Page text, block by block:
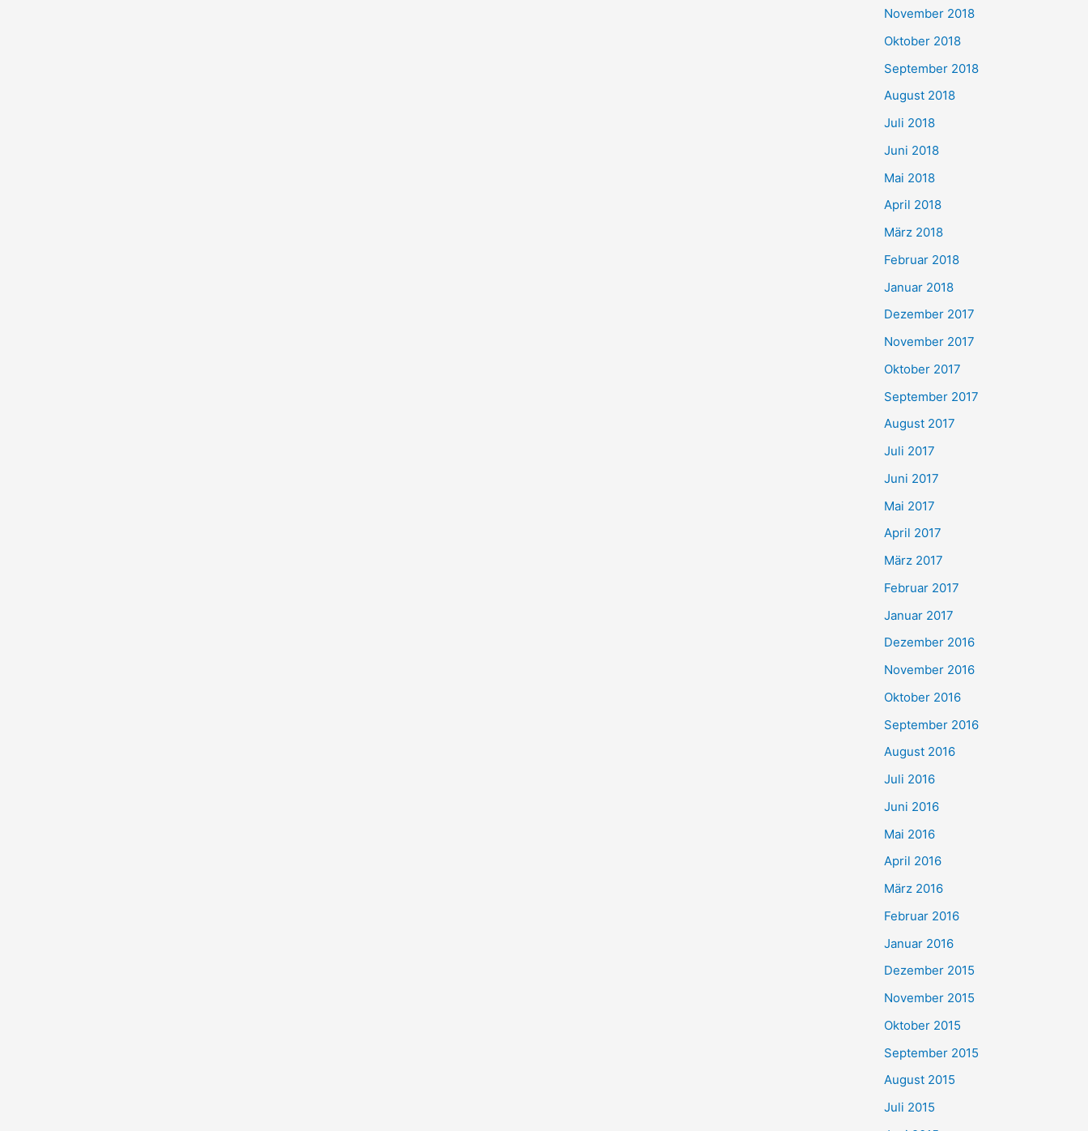
November 2018
Oktober 2018
September 2018
August 2018
Juli 2018
Juni 2018
Mai 2018
April 2018
März 2018
Februar 2018
Januar 2018
Dezember 2017
November 2017
Oktober 2017
September 2017
August 2017
Juli 2017
Juni 2017
Mai 2017
April 2017
März 2017
Februar 2017
Januar 2017
Dezember 2016
November 2016
Oktober 2016
September 2016
August 2016
Juli 2016
Juni 2016
Mai 2016
April 2016
März 2016
Februar 2016
Januar 2016
Dezember 2015
November 2015
Oktober 2015
September 2015
August 2015
Juli 2015